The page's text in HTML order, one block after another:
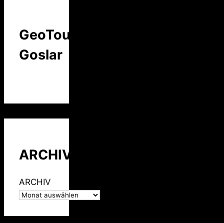
GeoTour
Goslar
ARCHIV
ARCHIV